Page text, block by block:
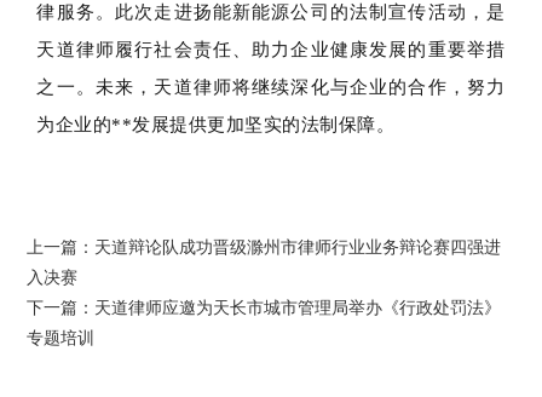
律服务。此次走进扬能新能源公司的法制宣传活动，是
天道律师履行社会责任、助力企业健康发展的重要举措
之一。未来，天道律师将继续深化与企业的合作，努力
为企业的**发展提供更加坚实的法制保障。
上一篇： 天道辩论队成功晋级滁州市律师行业业务辩论赛四强进
入决赛
下一篇： 天道律师应邀为天长市城市管理局举办《行政处罚法》
专题培训